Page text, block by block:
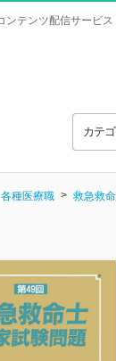
ンテンツ配信サービス
カテ
各種医療職 救急救命